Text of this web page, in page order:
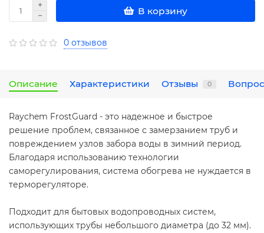
В корзину
0 отзывов
Описание Характеристики Отзывы 0
Raychem FrostGuard - это надежное и быстрое
решение проблем, связанное с замерзанием труб и
повреждением узлов забора воды в зимний период.
Благодаря использованию технологии
саморегулирования, система обогрева не нуждается в
терморегуляторе.
Подходит для бытовых водопроводных систем,
использующих трубы небольшого диаметра (до 32 мм).